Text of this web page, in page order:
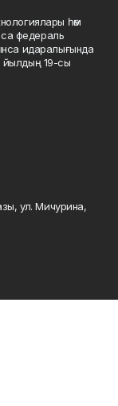
һәм
федераль
идаралығында
йылдың 19-сы
ул. Мичурина,